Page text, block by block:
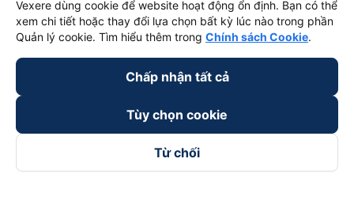
Vexere dùng cookie để website hoạt động ổn định. Bạn có thể
xem chi tiết hoặc thay đổi lựa chọn bất kỳ lúc nào trong phần
Quản lý cookie. Tìm hiểu thêm trong Chính sách Cookie.
Chấp nhận tất cả
Tùy chọn cookie
Từ chối